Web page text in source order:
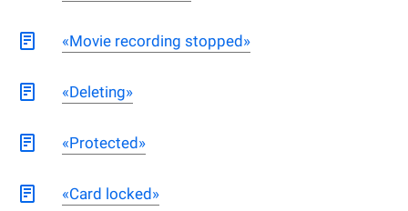
«Movie recording stopped»
«Deleting»
«Protected»
«Card locked»